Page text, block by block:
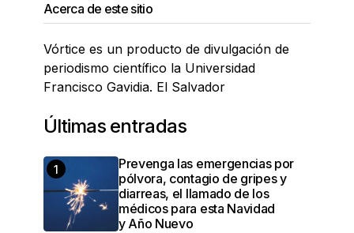
Acerca de este sitio
Vórtice es un producto de divulgación de
periodismo científico la Universidad
Francisco Gavidia. El Salvador
Últimas entradas
Prevenga las emergencias por
pólvora, contagio de gripes y
diarreas, el llamado de los
médicos para esta Navidad
y Año Nuevo